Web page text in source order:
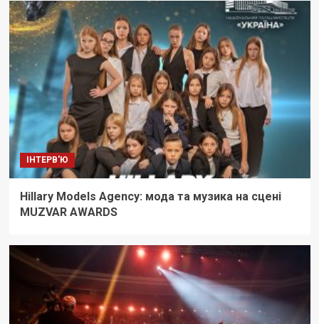
ІНТЕРВ'Ю
Hillary Models Agency: мода та музика на сцені
MUZVAR AWARDS